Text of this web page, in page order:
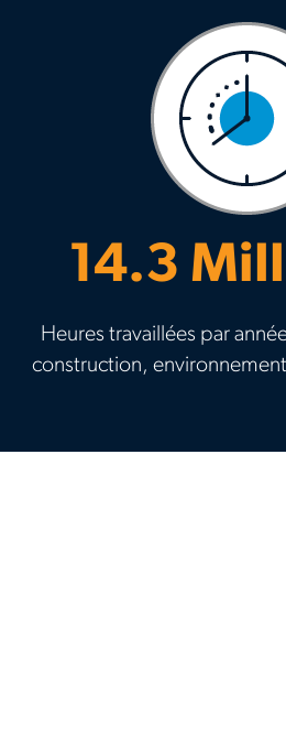
14.3
Heures travaillées par
construction,